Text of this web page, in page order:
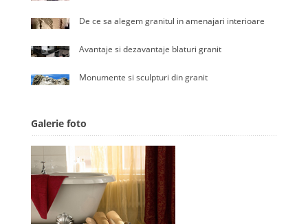
De ce sa alegem granitul in amenajari interioare
Avantaje si dezavantaje blaturi granit
Monumente si sculpturi din granit
Galerie foto